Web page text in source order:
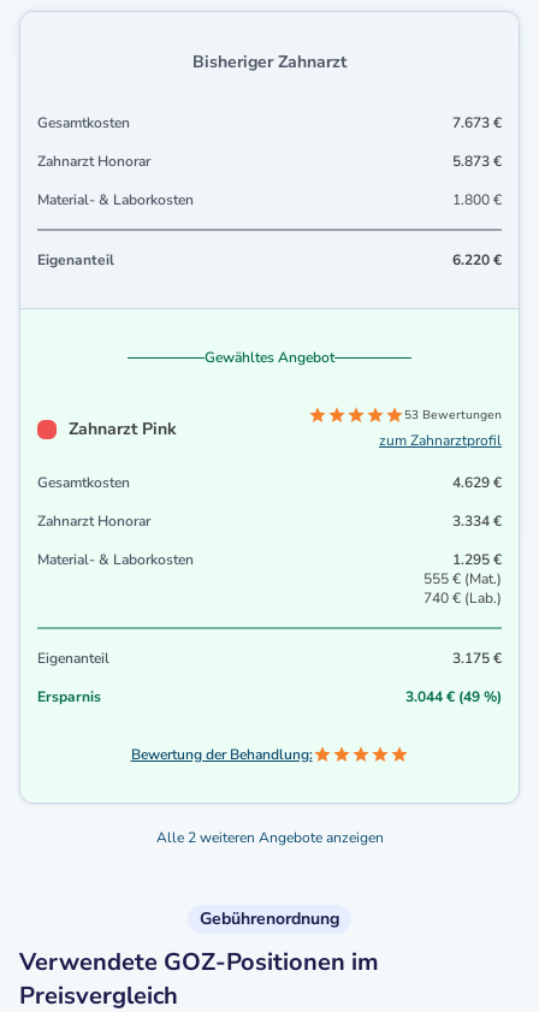
Bisheriger Zahnarzt
Gesamtkosten
7.673 €
Zahnarzt Honorar
5.873 €
Material- & Laborkosten
1.800 €
Eigenanteil 6.220 €
Gewähltes Angebot
Zahnarzt Pink
53 Bewertungen
zum Zahnarztprofil
Gesamtkosten
4.629 €
Zahnarzt Honorar
3.334 €
Material- & Laborkosten
1.295 €
555 € (Mat.)
740 € (Lab.)
Eigenanteil
3.175 €
Ersparnis
3.044 € (49 %)
Bewertung der Behandlung:
Alle 2 weiteren Angebote anzeigen
Gebührenordnung
Verwendete GOZ-Positionen im
Preisvergleich